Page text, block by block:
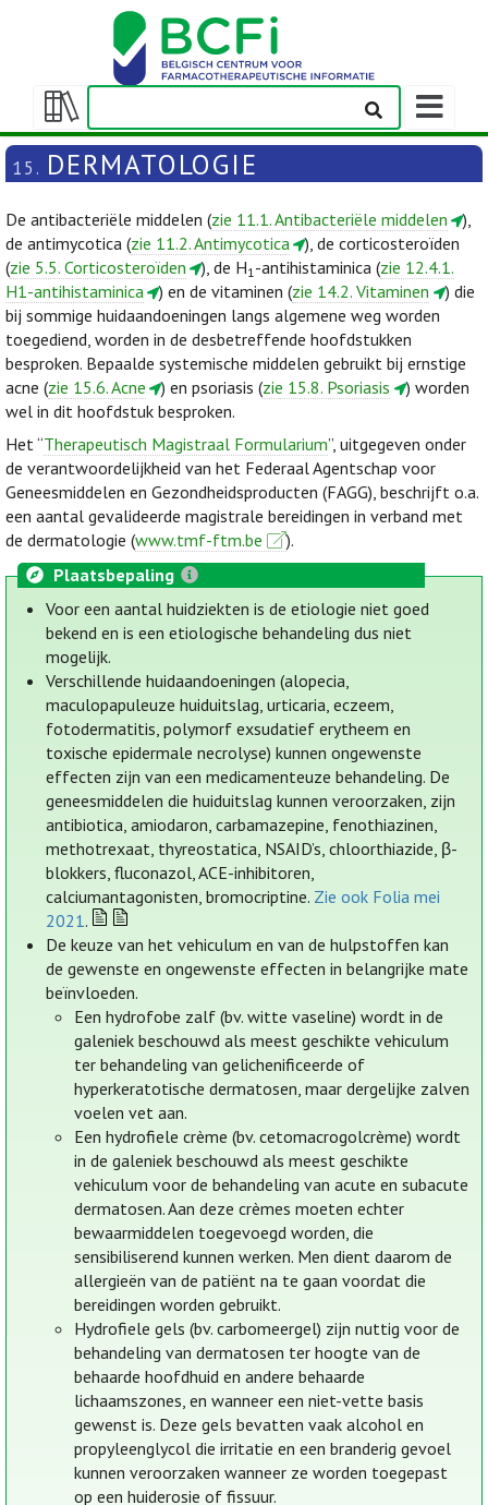
Weergeven/verbergen
inhoudstafel
15. DERMATOLOGIE
De antibacteriële middelen (zie 11.1. Antibacteriële middelen
),
de antimycotica (zie 11.2. Antimycotica
), de corticosteroïden
(zie 5.5. Corticosteroïden ), de H1-antihistaminica (zie 12.4.1.
H1-antihistaminica
) en de vitaminen (zie 14.2. Vitaminen
) die
bij sommige huidaandoeningen langs algemene weg worden
toegediend, worden in de desbetreffende hoofdstukken
besproken. Bepaalde systemische middelen gebruikt bij ernstige
acne (zie 15.6. Acne ) en psoriasis (zie 15.8. Psoriasis
) worden
wel in dit hoofdstuk besproken.
Het “Therapeutisch Magistraal Formularium”, uitgegeven onder
de verantwoordelijkheid van het Federaal Agentschap voor
Geneesmiddelen en Gezondheidsproducten (FAGG), beschrijft o.a.
een aantal gevalideerde magistrale bereidingen in verband met
de dermatologie (www.tmf-ftm.be
).
Plaatsbepaling
Voor een aantal huidziekten is de etiologie niet goed
bekend en is een etiologische behandeling dus niet
mogelijk.
Verschillende huidaandoeningen (alopecia,
maculopapuleuze huiduitslag, urticaria, eczeem,
fotodermatitis, polymorf exsudatief erytheem en
toxische epidermale necrolyse) kunnen ongewenste
effecten zijn van een medicamenteuze behandeling. De
geneesmiddelen die huiduitslag kunnen veroorzaken, zijn
antibiotica, amiodaron, carbamazepine, fenothiazinen,
methotrexaat, thyreostatica, NSAID’s, chloorthiazide, β-
blokkers, fluconazol, ACE-inhibitoren,
calciumantagonisten, bromocriptine. Zie ook Folia mei
2021.
De keuze van het vehiculum en van de hulpstoffen kan
de gewenste en ongewenste effecten in belangrijke mate
beïnvloeden.
Een hydrofobe zalf (bv. witte vaseline) wordt in de
galeniek beschouwd als meest geschikte vehiculum
ter behandeling van gelichenificeerde of
hyperkeratotische dermatosen, maar dergelijke zalven
voelen vet aan.
Een hydrofiele crème (bv. cetomacrogolcrème) wordt
in de galeniek beschouwd als meest geschikte
vehiculum voor de behandeling van acute en subacute
dermatosen. Aan deze crèmes moeten echter
bewaarmiddelen toegevoegd worden, die
sensibiliserend kunnen werken. Men dient daarom de
allergieën van de patiënt na te gaan voordat die
bereidingen worden gebruikt.
Hydrofiele gels (bv. carbomeergel) zijn nuttig voor de
behandeling van dermatosen ter hoogte van de
behaarde hoofdhuid en andere behaarde
lichaamszones, en wanneer een niet-vette basis
gewenst is. Deze gels bevatten vaak alcohol en
propyleenglycol die irritatie en een branderig gevoel
kunnen veroorzaken wanneer ze worden toegepast
op een huiderosie of fissuur.